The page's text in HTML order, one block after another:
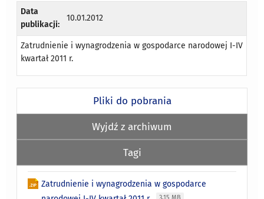
Data
publikacji:
10.01.2012
Zatrudnienie i wynagrodzenia w gospodarce narodowej I-IV
kwartał 2011 r.
Pliki do pobrania
Wyjdź z archiwum
Tagi
Zatrudnienie i wynagrodzenia w gospodarce
3.15 MB